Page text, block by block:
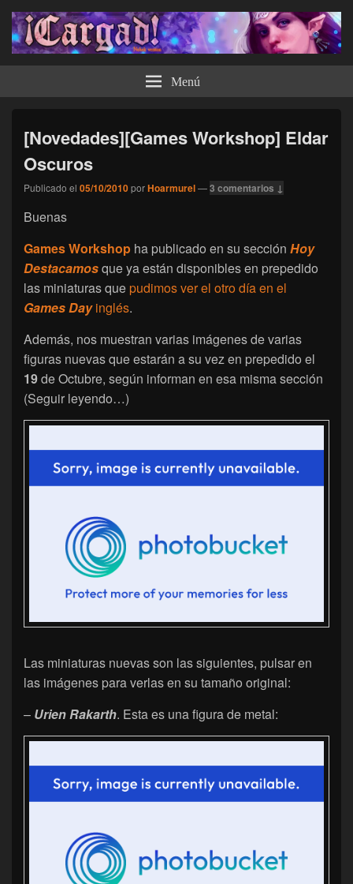
¡Cargad! Menú
[Novedades][Games Workshop] Eldar
Oscuros
Publicado el 05/10/2010porHoarmurel—3 comentarios ↓
Buenas
Games Workshop ha publicado en su sección Hoy
Destacamosque ya están disponibles en prepedido
las miniaturas quepudimos ver el otro día en el
Games Dayinglés.
Además, nos muestran varias imágenes de varias
figuras nuevas que estarán a su vez en prepedido el
19de Octubre, según informan en esa misma sección
(Seguir leyendo…)
Las miniaturas nuevas son las siguientes, pulsar en
las imágenes para verlas en su tamaño original:
– Urien Rakarth. Esta es una figura de metal: